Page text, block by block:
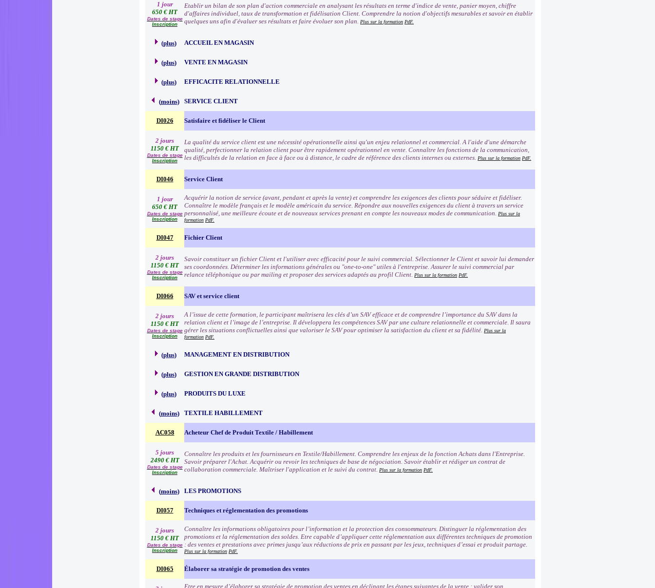
1 jour
650 € HT
Dates de stage
Inscription
Etablir un bilan de son plan d'action commerciale en analysant les résultats en terme d'indice de vente, panier moyen, chiffre
d'affaires individuel, taux de transformation et fidélisation Client. Comprendre la notion d'objectifs mesurables et savoir en établir
quelques uns afin d'évaluer ses résultats et faire évoluer son plan. Plus sur la formation PdF.
(plus) ACCUEIL EN MAGASIN
(plus) VENTE EN MAGASIN
(plus) EFFICACITE RELATIONNELLE
(moins) SERVICE CLIENT
DI026 Satisfaire et fidéliser le Client
2 jours
1150 € HT
Dates de stage
Inscription
La qualité du service client est une nécessité opérationnelle ainsi qu'un enjeu relationnel et commercial. A l'aide d'une démarche
qualité, perfectionner la relation client pour être rapidement opérationnel en vente. Connaître les fonctions de la communication,
les difficultés de la relation en face à face ou à distance, le cadre de référence des clients internes ou externes. Plus sur la formation PdF.
DI046 Service Client
1 jour
650 € HT
Dates de stage
Inscription
Acquérir la notion de service (avant, pendant et après la vente) et comprendre les exigences des clients pour séduire et fidéliser.
Connaître le modèle français et le modèle américain du service. Répondre aux nouvelles exigences du client à travers un service
personnalisé, une meilleure écoute et de nouveaux services prenant en compte les nouveaux modes de communication. Plus sur la
formation PdF.
DI047 Fichier Client
2 jours
1150 € HT
Dates de stage
Inscription
Savoir constituer un fichier Client et l'utiliser avec efficacité pour le suivi commercial. Sélectionner le Client et savoir lui demander
ses coordonnées. Déterminer les informations générales ou "one-to-one" utiles à l'entreprise. Assurer le suivi commercial par
relance téléphonique ou par mailing et proposer des services adaptés au profil Client. Plus sur la formation PdF.
DI066 SAV et service client
2 jours
1150 € HT
Dates de stage
Inscription
A l’issue de cette formation, le participant maîtrisera les clés d’un SAV efficace et de comprendre l’importance du SAV dans la
relation client et l’image de l’entreprise. Il développera les compétences SAV par une culture relationnelle et commerciale. Il saura
gérer les situations conflictuelles ainsi que valoriser le SAV pour optimiser la satisfaction du client et sa fidélité. Plus sur la
formation PdF.
(plus) MANAGEMENT EN DISTRIBUTION
(plus) GESTION EN GRANDE DISTRIBUTION
(plus) PRODUITS DU LUXE
(moins) TEXTILE HABILLEMENT
AC058 Acheteur Chef de Produit Textile / Habillement
5 jours
2490 € HT
Dates de stage
Inscription
Connaître les produits et les fournisseurs en Textile/Habillement. Comprendre les enjeux de la fonction Achats dans l'Entreprise.
Savoir préparer l'Achat. Acquérir ou revoir les techniques de base de négociation. Savoir établir et rédiger un contrat de
collaboration commerciale. Maîtriser l'application et le suivi du contrat. Plus sur la formation PdF.
(moins) LES PROMOTIONS
DI057 Techniques et réglementation des promotions
2 jours
1150 € HT
Dates de stage
Inscription
Connaître les informations obligatoires pour l’information et la protection des consommateurs. Distinguer la réglementation des
promotions et la réglementation des soldes. Etre capable d’appliquer cette réglementation aux différentes techniques de promotion
: des ventes et prestations avec primes jusqu’aux réductions de prix en passant par les jeux, techniques d’essai et produit partage.
Plus sur la formation PdF.
DI065 Élaborer sa stratégie de promotion des ventes
Etre en mesure d’élaborer sa stratégie de promotion des ventes en déclinant les étapes suivantes de la vente : valider son